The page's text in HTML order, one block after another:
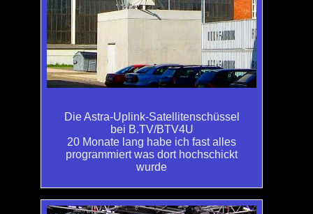
Die Astra-Uplink-Satellitenschüssel
bei B.TV/BTV4U
20 Monate lang habe ich fast alles
programmiert was dort hochschickt
wurde